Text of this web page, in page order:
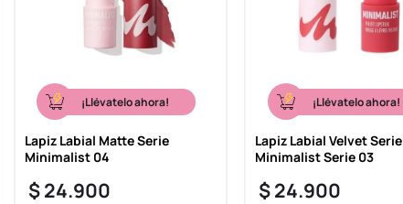
¡Llévatelo ahora!
Lapiz Labial Matte Serie
Minimalist 04
$24.900
¡Llévatelo ahora!
Lapiz Labial Velvet Serie
Minimalist Serie 03
$24.900